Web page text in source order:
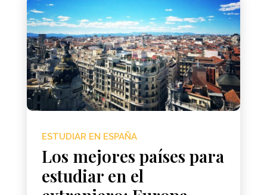
ESTUDIAR EN ESPAÑA
Los mejores países para
estudiar en el